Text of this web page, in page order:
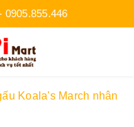
0905.855.446
Koala's March nhân